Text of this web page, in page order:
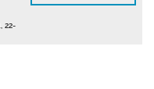
22-